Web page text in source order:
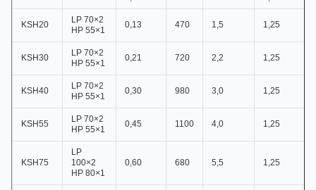
KSH20
LP 70×2
HP 55×1
0,13 470 1,5 1,25
KSH30
LP 70×2
HP 55×1
0,21 720 2,2 1,25
KSH40
LP 70×2
HP 55×1
0,30 980 3,0 1,25
KSH55
LP 70×2
HP 55×1
0,45 1100 4,0 1,25
KSH75
LP
100×2
HP 80×1
0,60 680 5,5 1,25